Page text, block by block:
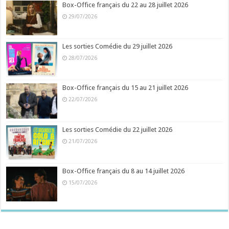
Box-Office français du 22 au 28 juillet 2026
29/07/2026
Les sorties Comédie du 29 juillet 2026
28/07/2026
Box-Office français du 15 au 21 juillet 2026
22/07/2026
Les sorties Comédie du 22 juillet 2026
21/07/2026
Box-Office français du 8 au 14 juillet 2026
15/07/2026